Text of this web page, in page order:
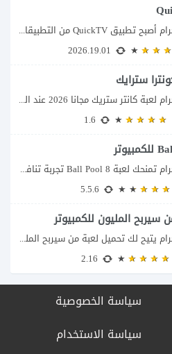
انضم الى التليجرام أصبح تطبيق QuickTV من التطبيقات التي تستهدف محبي المسلسلات السريعة، إذ...
سترايك
انضم الى التليجرام لعبة كانتر ستريك مجانا 2026 عند البحث عن تحميل Counter-Strike للكمبيوتر...
انضم الى التليجرام تمنحك لعبة 8 Ball Pool تجربة تنافسية ممتعة تجمع بين دقة...
سيربح المليون للكمبيوتر
انضم الى التليجرام يتيح لك تحميل لعبة من سيربح المليون للكمبيوتر خوض تجربة مسابقات...
سياسة الخصوصية
سياسة الاستخدام